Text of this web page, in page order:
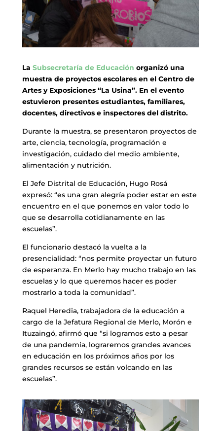
La Subsecretaría de Educación organizó una
muestra de proyectos escolares en el Centro de
Artes y Exposiciones “La Usina”. En el evento
estuvieron presentes estudiantes, familiares,
docentes, directivos e inspectores del distrito.
Durante la muestra, se presentaron proyectos de
arte, ciencia, tecnología, programación e
investigación, cuidado del medio ambiente,
alimentación y nutrición.
El Jefe Distrital de Educación, Hugo Rosá
expresó: “es una gran alegría poder estar en este
encuentro en el que ponemos en valor todo lo
que se desarrolla cotidianamente en las
escuelas”.
El funcionario destacó la vuelta a la
presencialidad: “nos permite proyectar un futuro
de esperanza. En Merlo hay mucho trabajo en las
escuelas y lo que queremos hacer es poder
mostrarlo a toda la comunidad”.
Raquel Heredia, trabajadora de la educación a
cargo de la Jefatura Regional de Merlo, Morón e
Ituzaingó, afirmó que “si logramos esto a pesar
de una pandemia, lograremos grandes avances
en educación en los próximos años por los
grandes recursos se están volcando en las
escuelas”.